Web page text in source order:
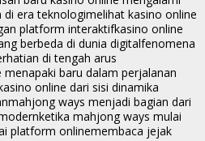
di era teknologimelihat kasino online
platform interaktifkasino online
berbeda di dunia digitalfenomena
di tengah arus
baru dalam perjalanan
online dari sisi dinamika
mahjong ways menjadi bagian dari
ketika mahjong ways mulai
platform onlinemembaca jejak